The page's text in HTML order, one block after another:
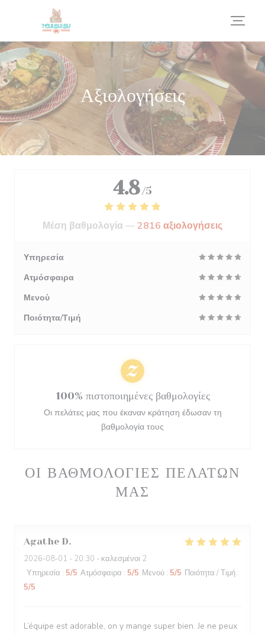
Πίνακας διαχείρισης "Μπισκότων" (Cookies)
Αξιολογήσεις
ΟΙ ΒΑΘΜΟΛΟΓΊΕΣ ΠΕΛΑΤΏΝ
ΜΑΣ
Agathe D
2026-08-01 - 20:30 - καλεσμένοι 2
Υπηρεσία : 5/5 Ατμόσφαιρα : 5/5 Μενού : 5/5 Ποιότητα / Τιμή :
5/5
L’équipe est adorable, on y mange super bien. Je ne peux
4.8 /5
Μέση βαθμολογία —2816 αξιολογήσεις
Υπηρεσία
Ατμόσφαιρα
Μενού
Ποιότητα/Τιμή
100% πιστοποιημένες βαθμολογίες
Οι πελάτες μας που έκαναν κράτηση έδωσαν τη
βαθμολογία τους